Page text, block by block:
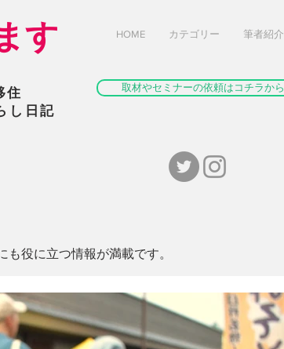
HOME カテゴリー 筆者紹介
す
住
し日記
取材やセミナーの依頼はコチラから
役に立つ情報が満載です。